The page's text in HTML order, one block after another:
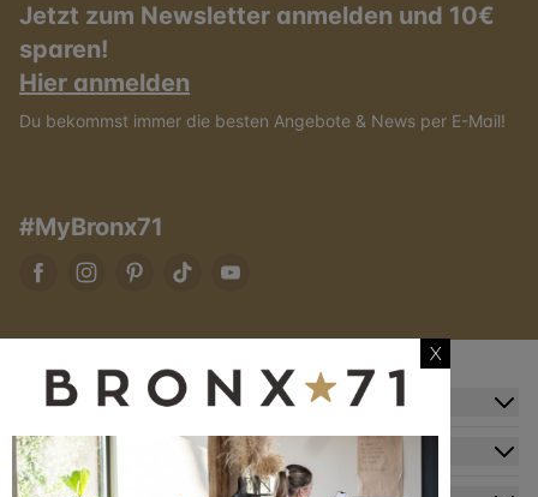
Jetzt zum Newsletter anmelden und 10€
sparen!
Hier anmelden
Du bekommst immer die besten Angebote & News per E-Mail!
#MyBronx71
Zusatzinformation
Kundendienst
X